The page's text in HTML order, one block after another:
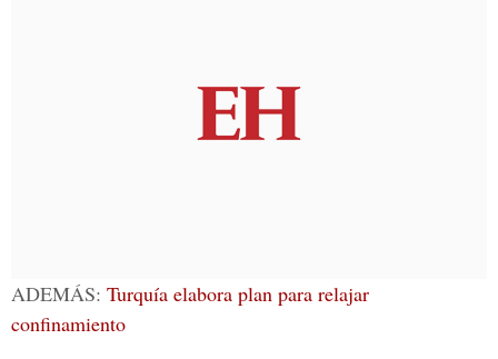
ADEMÁS: Turquía elabora plan para relajar
confinamiento